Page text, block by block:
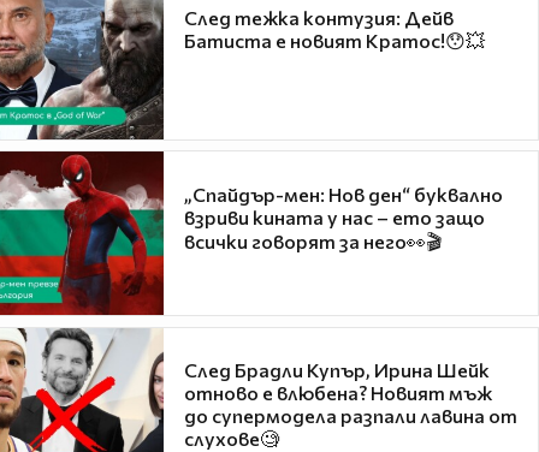
След тежка контузия: Дейв
Батиста е новият Кратос!😯💥
„Спайдър-мен: Нов ден“ буквално
взриви кината у нас – ето защо
всички говорят за него👀🎬
След Брадли Купър, Ирина Шейк
отново е влюбена? Новият мъж
до супермодела разпали лавина от
слухове🧐